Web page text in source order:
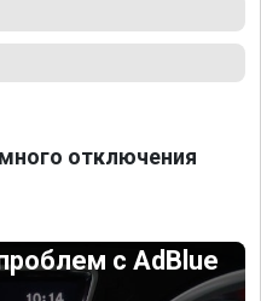
отключения
с AdBlue